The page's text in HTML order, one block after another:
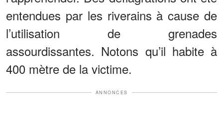
entendues par les riverains à cause de
l’utilisation de grenades
assourdissantes. Notons qu’il habite à
400 mètre de la victime.
ANNONCES